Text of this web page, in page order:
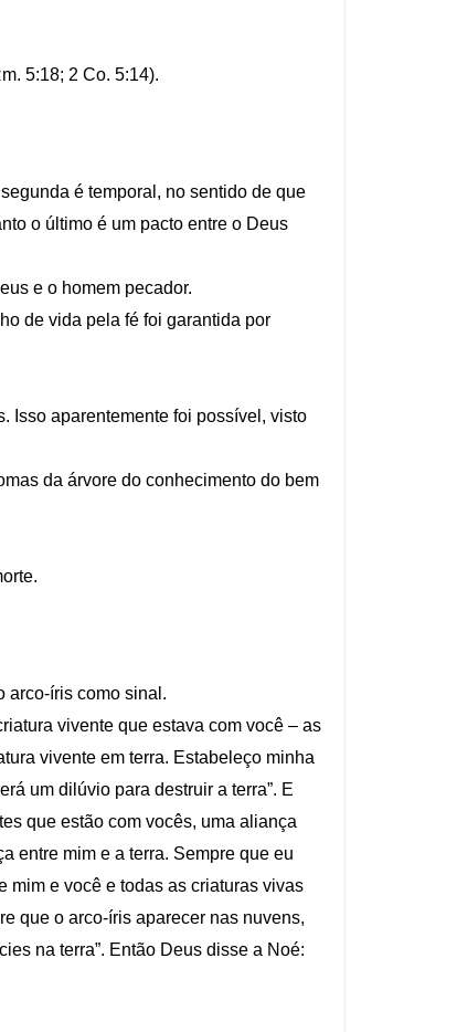
5:18; 2 Co. 5:14).
é temporal, no sentido de que
o último é um pacto entre o Deus
e o homem pecador.
de vida pela fé foi garantida por
Isso aparentemente foi possível, visto
da árvore do conhecimento do bem
arco-íris como sinal.
vivente que estava com você – as
vivente em terra. Estabeleço minha
um dilúvio para destruir a terra”. E
que estão com vocês, uma aliança
entre mim e a terra. Sempre que eu
mim e você e todas as criaturas vivas
que o arco-íris aparecer nas nuvens,
na terra”. Então Deus disse a Noé: